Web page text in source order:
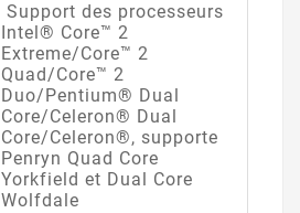
Support des processeurs
Intel® Core™ 2
Extreme/Core™ 2
Quad/Core™ 2
Duo/Pentium® Dual
Core/Celeron® Dual
Core/Celeron®, supporte
Penryn Quad Core
Yorkfield et Dual Core
Wolfdale